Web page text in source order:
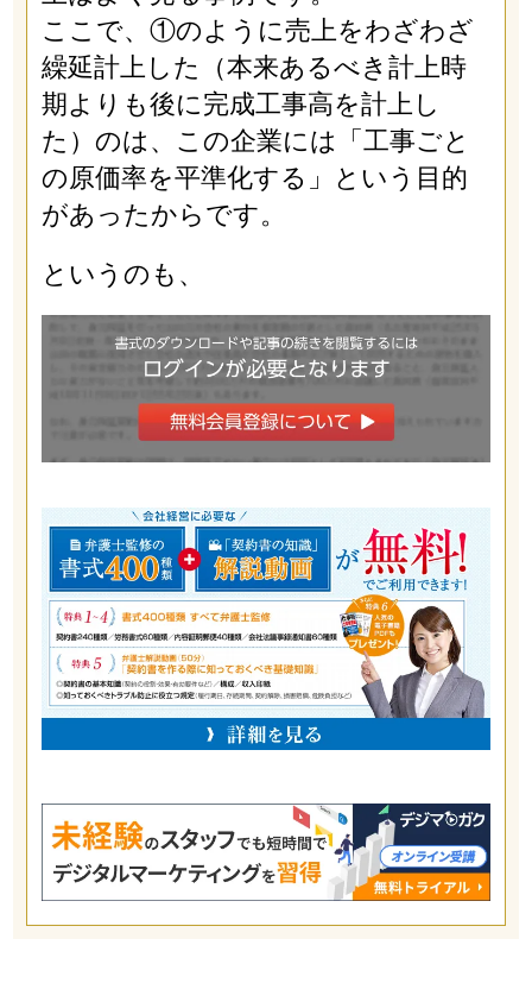
ここで、①のように売上をわざわざ
繰延計上した（本来あるべき計上時
期よりも後に完成工事高を計上し
た）のは、この企業には「工事ごと
の原価率を平準化する」という目的
があったからです。
というのも、